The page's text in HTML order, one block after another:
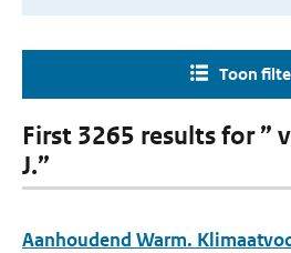
Toon
First 3265 results for ”
J.”
Aanhoudend Warm.